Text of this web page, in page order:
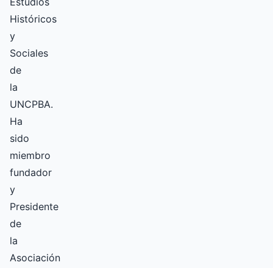
Históricos
y
Sociales
de
la
UNCPBA.
Ha
sido
miembro
fundador
y
Presidente
de
la
Asociación